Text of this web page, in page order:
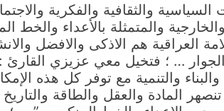
والثقافية والفكرية
والمتمثلة بالأعداء والخط
العراقية هم الاذكى والافضل
… ؛ فتخيل معي عزيزي القارئ :
والتنمية مع توفر كل هذه
المادة والعقل والطاقة